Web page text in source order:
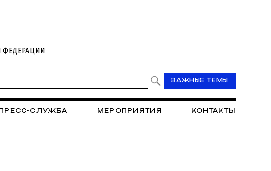
ФЕДЕРАЦИИ
ВАЖНЫЕ ТЕМЫ
СЛУЖБА МЕРОПРИЯТИЯ КОНТАКТЫ